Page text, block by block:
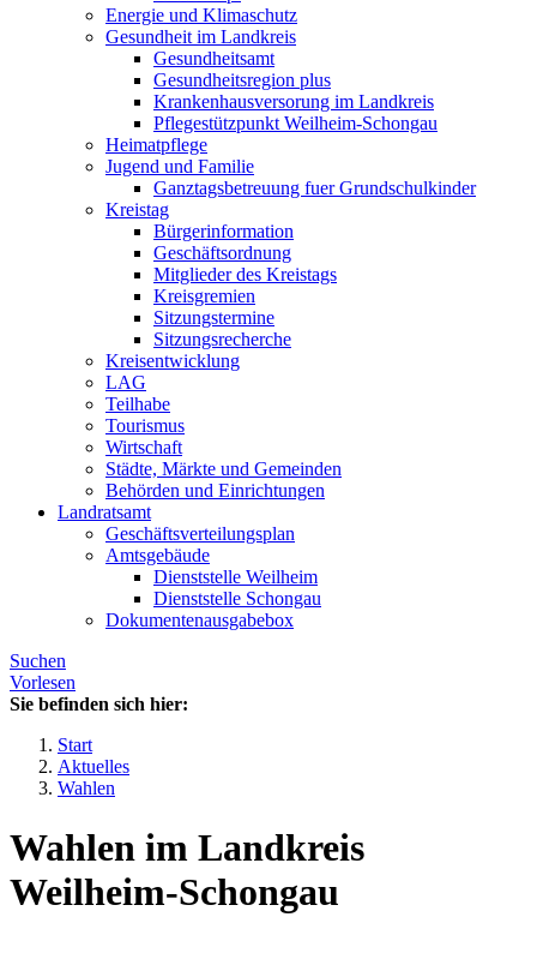
Energie und Klimaschutz
Gesundheit im Landkreis
Gesundheitsamt
Gesundheitsregion plus
Krankenhausversorung im Landkreis
Pflegestützpunkt Weilheim-Schongau
Heimatpflege
Jugend und Familie
Ganztagsbetreuung fuer Grundschulkinder
Kreistag
Bürgerinformation
Geschäftsordnung
Mitglieder des Kreistags
Kreisgremien
Sitzungstermine
Sitzungsrecherche
Kreisentwicklung
LAG
Teilhabe
Tourismus
Wirtschaft
Städte, Märkte und Gemeinden
Behörden und Einrichtungen
Landratsamt
Geschäftsverteilungsplan
Amtsgebäude
Dienststelle Weilheim
Dienststelle Schongau
Dokumentenausgabebox
Suchen
Vorlesen
Sie befinden sich hier:
Start
Aktuelles
Wahlen
Wahlen im Landkreis
Weilheim-Schongau